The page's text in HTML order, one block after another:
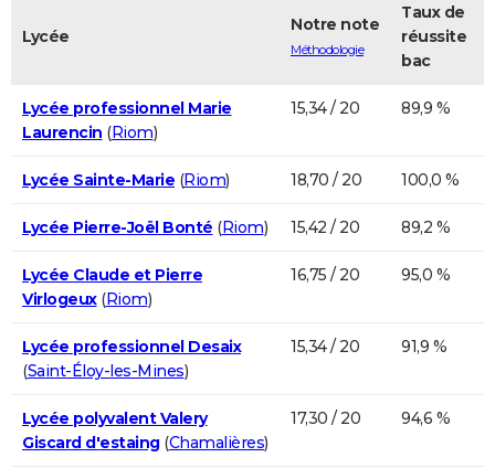
Lycée
Notre note
Méthodologie
Taux de
réussite
bac
Lycée professionnel Marie
Laurencin (Riom)
15,34 / 20 89,9 %
Lycée Sainte-Marie (Riom) 18,70 / 20 100,0 %
Lycée Pierre-Joël Bonté (Riom) 15,42 / 20 89,2 %
Lycée Claude et Pierre
Virlogeux(Riom)
16,75 / 20 95,0 %
Lycée professionnel Desaix
(Saint-Éloy-les-Mines)
15,34 / 20 91,9 %
Lycée polyvalent Valery
Giscard d'estaing(Chamalières)
17,30 / 20 94,6 %